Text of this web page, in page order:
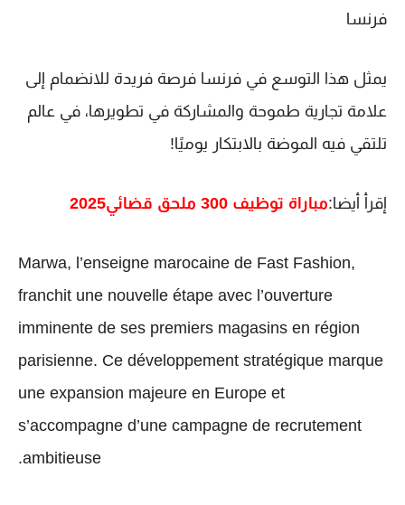
فرنسا
يمثل هذا التوسع في فرنسا فرصة فريدة للانضمام إلى
علامة تجارية طموحة والمشاركة في تطويرها، في عالم
تلتقي فيه الموضة بالابتكار يوميًا!
إقرأ أيضا:مباراة توظيف 300 ملحق قضائي2025
Marwa, l’enseigne marocaine de Fast Fashion,
franchit une nouvelle étape avec l’ouverture
imminente de ses premiers magasins en région
parisienne. Ce développement stratégique marque
une expansion majeure en Europe et
s’accompagne d’une campagne de recrutement
ambitieuse
.